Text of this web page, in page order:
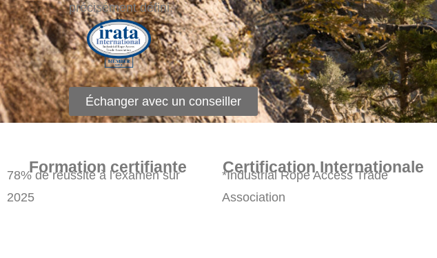
précisément défini.
Échanger avec un conseiller
Formation certifiante
78% de réussite à l’examen sur
2025
Certification Internationale
*Industrial Rope Access Trade
Association